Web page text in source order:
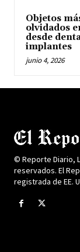
Objetos
olvidados
desde
implantes
junio 4, 2026
© Reporte Diario,
reservados. El
registrada de EE.